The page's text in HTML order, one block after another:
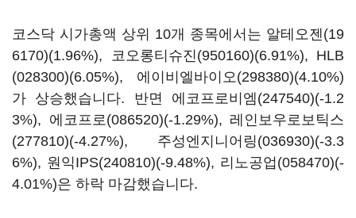
코스닥 시가총액 상위 10개 종목에서는 알테오젠(19
6170)(1.96%), 코오롱티슈진(950160)(6.91%), HLB
(028300)(6.05%), 에이비엘바이오(298380)(4.10%)
가 상승했습니다. 반면 에코프로비엠(247540)(-1.2
3%), 에코프로(086520)(-1.29%), 레인보우로보틱스
(277810)(-4.27%), 주성엔지니어링(036930)(-3.3
6%), 원익IPS(240810)(-9.48%), 리노공업(058470)(-
4.01%)은 하락 마감했습니다.